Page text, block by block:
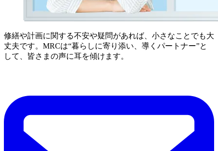
修繕や計画に関する不安や疑問があれば、小さなことでも大
丈夫です。MRCは“暮らしに寄り添い、導くパートナー”と
して、皆さまの声に耳を傾けます。